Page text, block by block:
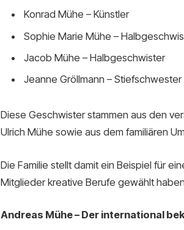
Konrad Mühe – Künstler
Sophie Marie Mühe –
Jacob Mühe – Halbgeschwister
Jeanne Gröllmann – Stiefschwester
Diese Geschwister stammen aus den
Ulrich Mühe sowie aus dem familiären
Die Familie stellt damit ein Beispiel für
Mitglieder kreative Berufe gewählt
Andreas Mühe – Der international